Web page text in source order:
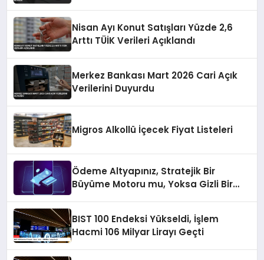
Nisan Ayı Konut Satışları Yüzde 2,6
Arttı TÜİK Verileri Açıklandı
Merkez Bankası Mart 2026 Cari Açık
Verilerini Duyurdu
Migros Alkollü İçecek Fiyat Listeleri
Ödeme Altyapınız, Stratejik Bir
Büyüme Motoru mu, Yoksa Gizli Bir
BIST 100 Endeksi Yükseldi, İşlem
Hacmi 106 Milyar Lirayı Geçti